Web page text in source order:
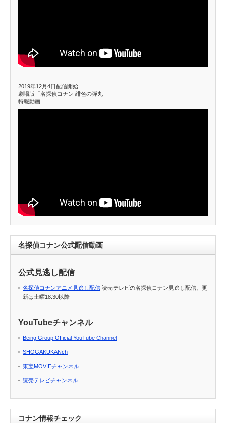
2019年12月4日配信開始
劇場版「名探偵コナン 緋色の弾丸」
特報動画
名探偵コナン公式配信動画
公式見逃し配信
名探偵コナンアニメ見逃し配信 読売テレビの名探偵コナン見逃し配信。更
新は土曜18:30以降
YouTubeチャンネル
Being Group Official YouTube Channel
SHOGAKUKANch
東宝MOVIEチャンネル
読売テレビチャンネル
コナン情報チェック